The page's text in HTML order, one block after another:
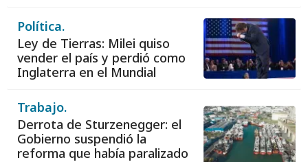
Política.
Ley de Tierras: Milei quiso
vender el país y perdió como
Inglaterra en el Mundial
Trabajo.
Derrota de Sturzenegger: el
Gobierno suspendió la
reforma que había paralizado